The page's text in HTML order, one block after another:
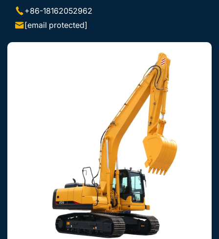
+86-18162052962
[email protected]